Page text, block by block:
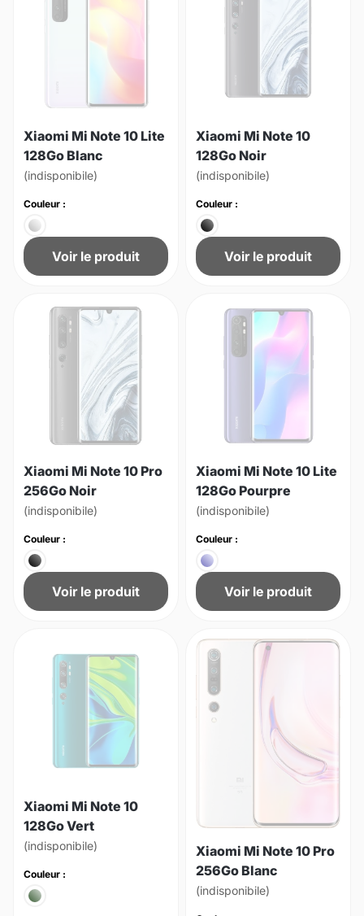
Xiaomi Mi Note 10 Lite
128Go Blanc
(indisponibile)
Couleur :
Voir le produit
Xiaomi Mi Note 10
128Go Noir
(indisponibile)
Couleur :
Voir le produit
Xiaomi Mi Note 10 Pro
256Go Noir
(indisponibile)
Couleur :
Voir le produit
Xiaomi Mi Note 10 Lite
128Go Pourpre
(indisponibile)
Couleur :
Voir le produit
Xiaomi Mi Note 10
128Go Vert
(indisponibile)
Couleur :
Xiaomi Mi Note 10 Pro
256Go Blanc
(indisponibile)